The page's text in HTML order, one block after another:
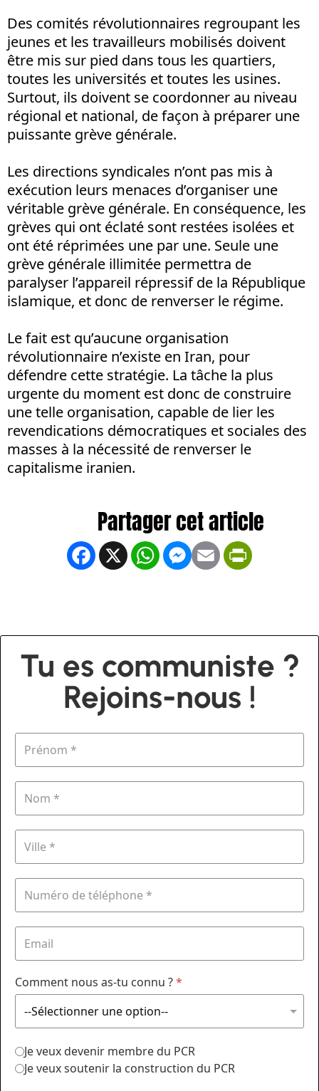
Des comités révolutionnaires regroupant les
jeunes et les travailleurs mobilisés doivent
être mis sur pied dans tous les quartiers,
toutes les universités et toutes les usines.
Surtout, ils doivent se coordonner au niveau
régional et national, de façon à préparer une
puissante grève générale.
Les directions syndicales n’ont pas mis à
exécution leurs menaces d’organiser une
véritable grève générale. En conséquence, les
grèves qui ont éclaté sont restées isolées et
ont été réprimées une par une. Seule une
grève générale illimitée permettra de
paralyser l’appareil répressif de la République
islamique, et donc de renverser le régime.
Le fait est qu’aucune organisation
révolutionnaire n’existe en Iran, pour
défendre cette stratégie. La tâche la plus
urgente du moment est donc de construire
une telle organisation, capable de lier les
revendications démocratiques et sociales des
masses à la nécessité de renverser le
capitalisme iranien.
Facebook
X WhatsApp
Messenger
Email
Tu es communiste ?
Rejoins-nous !
Comment nous as-tu connu ?*
Je veux devenir membre du PCR
Je veux soutenir la construction du PCR